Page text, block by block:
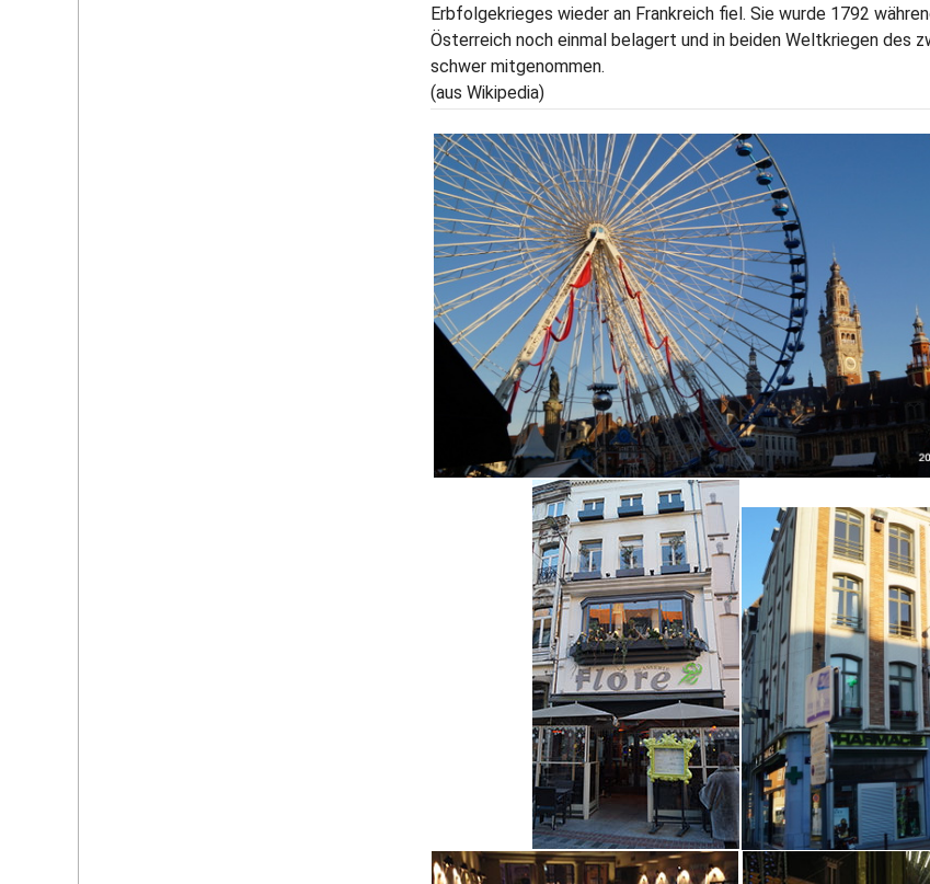
Erbfolgekrieges wieder an Frankreich fiel. Sie wurde 1792
Österreich noch einmal belagert und in beiden Weltkriegen des
schwer mitgenommen.
(aus Wikipedia)